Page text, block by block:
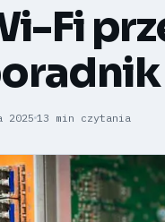
Fi
2025 13 min czytania